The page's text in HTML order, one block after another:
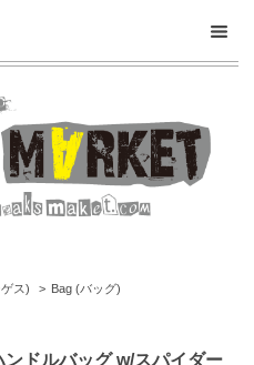
ス) > Bag (バッグ)
ドルバッグ w/スパイダー